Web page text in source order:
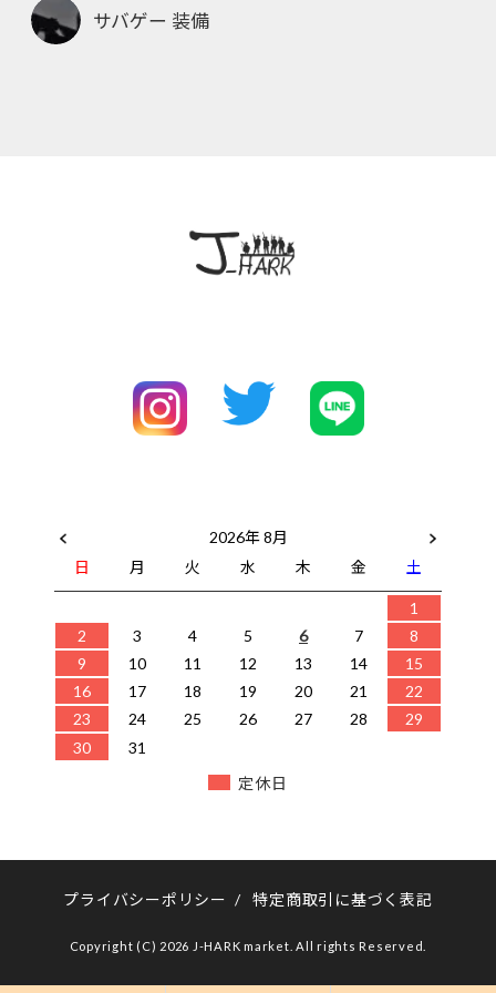
サバゲー 装備
2026年 8月
日
月 火 水 木 金
土
1
2
3 4 5 6 7
8
9
10 11 12 13 14
15
16
17 18 19 20 21
22
23
24 25 26 27 28
29
30
31
定休日
プライバシーポリシー / 特定商取引に基づく表記
Copyright (C) 2026 J-HARK market. All rights Reserved.